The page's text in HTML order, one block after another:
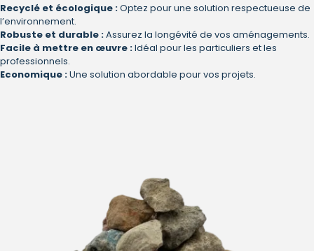
Recyclé et écologique :Optez pour une solution respectueuse de
l’environnement.
Robuste et durable :Assurez la longévité de vos aménagements.
Facile à mettre en œuvre :Idéal pour les particuliers et les
professionnels.
Economique :Une solution abordable pour vos projets.